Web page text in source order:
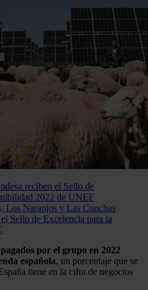
reciben el Sello de
2022 de UNEF
Los Naranjos y Las Conchas
Sello de Excelencia para la
por el grupo en 2022
española, un porcentaje que se
tiene en la cifra de negocios